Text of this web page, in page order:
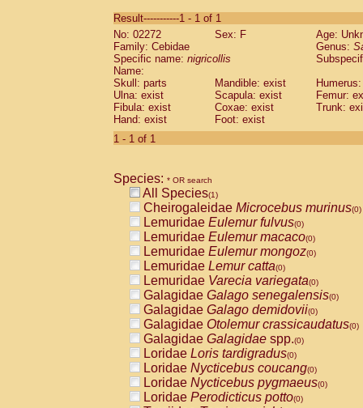
CebidaeSaguinus labiatus(0)
Cebidae Saguinus leucopus (0)
Cebidae
CebidaeSaguinus mystax
Cebidae Saguinus nigricollis (1)
Cebidae Saguinus oedipus
Cebidae Saguinus weddelli
Cebidae Saguinusspp.
Cebidae
CebidaeCebus capucinus
CebidaeCebus nigrivittatus
CebidaeCebus spp.(0)
CebidaeSaimiri boliviensis(0)
CebidaeSaimiri sciureus(0)
AtelidaeAlouatta caraya(0)
AtelidaeAlouatta fusca(0)
AtelidaeAlouatta seniculus(0)
AtelidaeAlouattaspp.(0)
AtelidaeAteles belzebuth(0)
AtelidaeAteles geoffroyi(0)
AtelidaeAteles paniscus(0)
AtelidaeAtelesspp.(0)
AtelidaeLagothrix lagothricha(0)
AtelidaeLagothrix lagothricha cana
PitheciidaeCacajao calvus
Result-----------1 - 1 of 1
No: 02272
Sex: F
Age:
Family: Cebidae
Genus:
Specific name: nigricollis
Name:
Skull: parts
Mandible: exist
Ulna: exist
Scapula: exist
Femur:
Fibula: exist
Coxae: exist
Trunk:
Hand: exist
Foot: exist
1 - 1 of 1
Species: * OR search
All Species(1)
Cheirogaleidae Microcebus murinus(0)
Lemuridae Eulemur fulvus(0)
Lemuridae Eulemur macaco(0)
Lemuridae Eulemur mongoz(0)
Lemuridae Lemur catta(0)
Lemuridae Varecia variegata(0)
Galagidae Galago senegalensis(0)
Galagidae Galago demidovii(0)
Galagidae Otolemur crassicaudatus(0)
Galagidae Galagidae spp.(0)
Loridae Loris tardigradus(0)
Loridae Nycticebus coucang(0)
Loridae Nycticebus pygmaeus(0)
Loridae Perodicticus potto(0)